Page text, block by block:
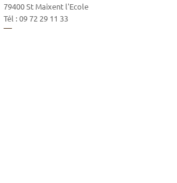
79400St Maixent l'Ecole
Tél :09 72 29 11 33